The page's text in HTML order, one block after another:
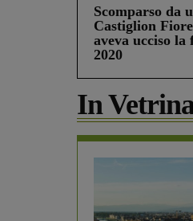
Scomparso da
Castiglion
aveva ucciso la
2020
In